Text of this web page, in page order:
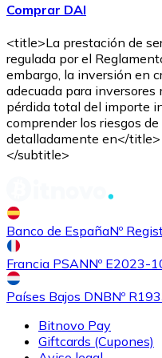
ComprarAvalanche
Comprar
SHIB
Comprar DAI
<title>La prestación de
regulada por el
embargo, la inversión en
adecuada para
pérdida total del importe
comprender los riesgos
detalladamente en</
</subtitle>
Banco de EspañaNº
Francia PSANNº E2023-
Países Bajos DNBNº
Bitnovo Pay
Giftcards (Cupones)